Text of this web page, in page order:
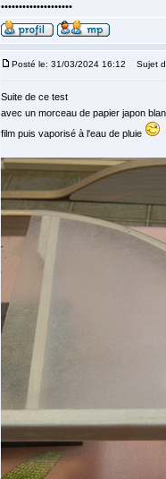
••••••••••••••••••••
Posté le: 31/03/2024 16:12 Sujet
Suite de ce test
avec un morceau de papier japon
film puis vaporisé à l'eau de pluie